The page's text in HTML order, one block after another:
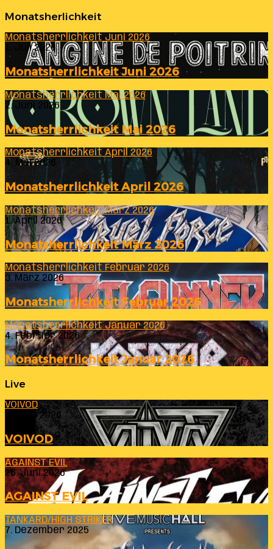
Monatsherlichkeit
Monatsherrlichkeit Juni 2026
1. Juli 2026
Monatsherrlichkeit Juni 2026
Monatsherrlichkeit Mai 2026
2. Juni 2026
Monatsherrlichkeit Mai 2026
Monatsherrlichkeit April 2026
4. Mai 2026
Monatsherrlichkeit April 2026
Monatsherrlichkeit März 2026
1. April 2026
Monatsherrlichkeit März 2026
Monatsherrlichkeit Februar 2026
3. März 2026
Monatsherrlichkeit Februar 2026
Monatsherrlichkeit Januar 2026
4. Februar 2026
Monatsherrlichkeit Januar 2026
Live
VOIVOD
23. Juli 2026
VOIVOD
AGAINST EVIL
26. Juni 2026
AGAINST EVIL
TANKARD/HIGH STRIKER
7. Dezember 2025